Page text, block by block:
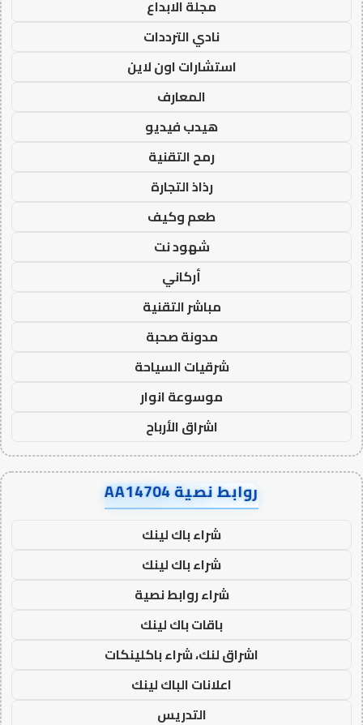
مجلة الابداع
نادي الترددات
استشارات اون لاين
المعارف
هيدب فيديو
رمح التقنية
رذاذ التجارة
طعم وكيف
شهود نت
أركاني
مباشر التقنية
مدونة صحبة
شرقيات السياحة
موسوعة انوار
اشراق الأرباح
روابط نصية AA14704
شراء باك لينك
شراء باك لينك
شراء روابط نصية
باقات باك لينك
اشراق لنك، شراء باكلينكات
اعلانات الباك لينك
التدريس